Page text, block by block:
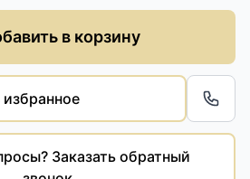
в корзину
избранное
Заказать обратный